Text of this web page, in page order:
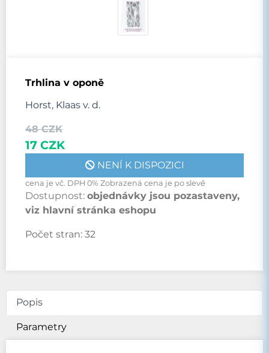
Trhlina v oponě
Horst, Klaas v. d.
48 CZK
17 CZK
NENÍ K DISPOZICI
cena je vč. DPH 0% Zobrazená cena je po slevě
Dostupnost: objednávky jsou pozastaveny,
viz hlavní stránka eshopu
Počet stran: 32
Popis
Parametry